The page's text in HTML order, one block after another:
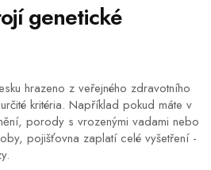
genetické
hrazeno z veřejného zdravotního
kritéria. Například pokud máte v
porody s vrozenými vadami nebo
pojišťovna zaplatí celé vyšetření -